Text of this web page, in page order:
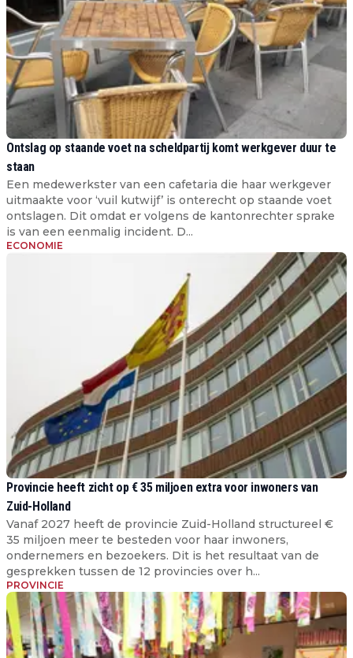
Ontslag op staande voet na scheldpartij komt werkgever duur te
staan
Een medewerkster van een cafetaria die haar werkgever
uitmaakte voor ‘vuil kutwijf’ is onterecht op staande voet
ontslagen. Dit omdat er volgens de kantonrechter sprake
is van een eenmalig incident. D...
ECONOMIE
Provincie heeft zicht op € 35 miljoen extra voor inwoners van
Zuid-Holland
Vanaf 2027 heeft de provincie Zuid-Holland structureel €
35 miljoen meer te besteden voor haar inwoners,
ondernemers en bezoekers. Dit is het resultaat van de
gesprekken tussen de 12 provincies over h...
PROVINCIE